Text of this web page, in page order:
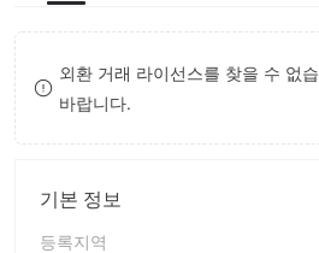
외환 거래 라이선스를 찾을 수 없
바랍니다.
기본 정보
등록지역